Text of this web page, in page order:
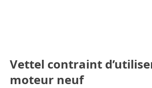
Vettel contraint
moteur neuf